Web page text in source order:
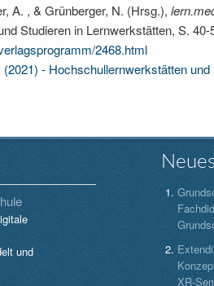
A. , & Grünberger, N. (Hrsg.),
Studieren in Lernwerkstätten, S.
2468.html
(2021) - Hochschullernwerkstätten
und
XR-